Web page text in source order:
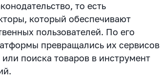
то есть
который обеспечивают
пользователей. По его
превращались их сервисов
поиска товаров в инструмент